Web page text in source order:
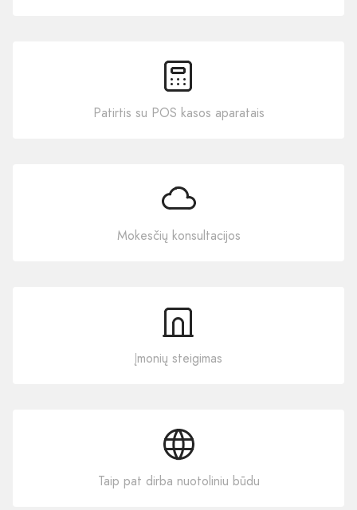
Patirtis su POS kasos aparatais
Mokesčių konsultacijos
Įmonių steigimas
Taip pat dirba nuotoliniu būdu